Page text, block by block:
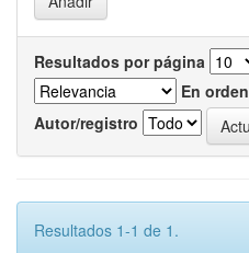
Resultados por página
En orden
Autor/registro
Resultados 1-1 de 1.